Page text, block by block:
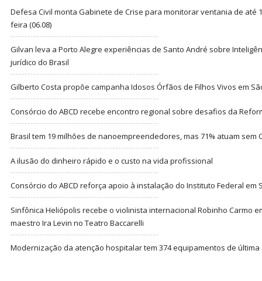
Defesa Civil monta Gabinete de Crise para monitorar ventania de até
feira (06.08)
Gilvan leva a Porto Alegre experiências de Santo André sobre
jurídico do Brasil
Gilberto Costa propõe campanha Idosos Órfãos de Filhos Vivos em
Consórcio do ABCD recebe encontro regional sobre desafios da
Brasil tem 19 milhões de nanoempreendedores, mas 71% atuam sem
A ilusão do dinheiro rápido e o custo na vida profissional
Consórcio do ABCD reforça apoio à instalação do Instituto Federal em
Sinfônica Heliópolis recebe o violinista internacional Robinho Carmo
maestro Ira Levin no Teatro Baccarelli
Modernização da atenção hospitalar tem 374 equipamentos de última